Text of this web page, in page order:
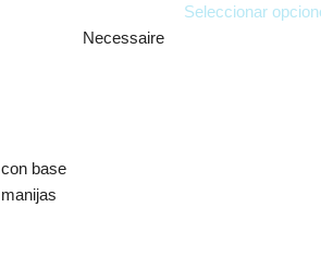
base
Seleccionar
Necessaire